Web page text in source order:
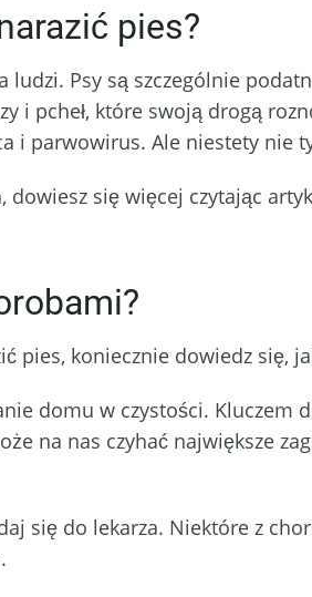
pies?
Psy są szczególnie
i pcheł, które swoją drogą
i parwowirus. Ale niestety nie
się więcej czytając
pies, koniecznie dowiedz się,
domu w czystości. Kluczem
na nas czyhać największe
się do lekarza. Niektóre z